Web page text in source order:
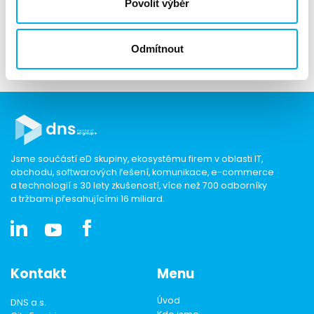
Povolit výběr
Odmítnout
Robert Klán, Business Development Manager, rklan@dns.cz
Jsme součástí eD skupiny, ekosystému firem v oblasti IT,
obchodu, softwarových řešení, komunikace, e-commerce
a technologií s 30 lety zkušeností, více než 700 odborníky
a tržbami přesahujícími 16 miliard.
Kontakt
DNS a.s.
Menu
Úvod